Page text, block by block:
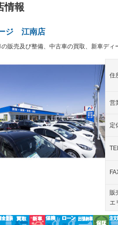
ルアシストコントロール
オ：ミュージックプレイヤー接続可／ミュ
バー
イトウォッシャ
ドランプ － HID(キセノンライト)
エアロ
パワーシート
ットシート チップアップシー
ーター － ウォークスルー
カメラ － シートエアコン
ール － エアサスペンション
情報
ジ 江南店
販売及び整備、中古車の買取、新車デ
住
営
定
販
エ